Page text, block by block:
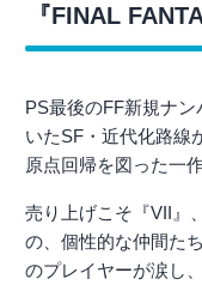
『FINAL
PS最後のFF新規ナ
いたSF・近代化路線
原点回帰を図った一
売り上げこそ『VII』
の、個性的な仲間た
のプレイヤーが涙し